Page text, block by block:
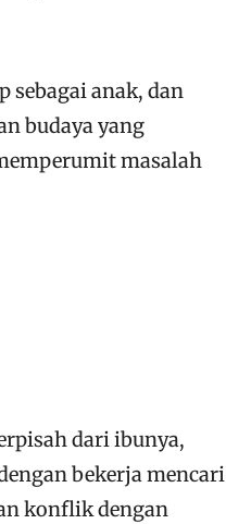
sebagai anak, dan
budaya yang
masalah
dari ibunya,
bekerja mencari
konflik dengan